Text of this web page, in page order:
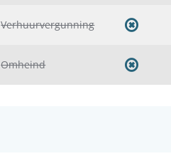
Verhuurvergunning
Omheind